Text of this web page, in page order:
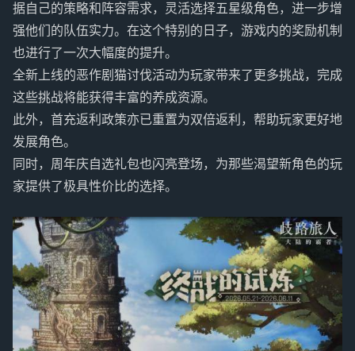
据自己的策略和阵容需求，灵活选择五星级角色，进一步增
强他们的队伍实力。在这个特别的日子，游戏内的奖励机制
也进行了一次大幅度的提升。
全新上线的恶作剧猫讨伐活动为玩家带来了更多挑战，完成
这些挑战将能获得丰富的养成资源。
此外，首充返利政策亦已重置为双倍返利，帮助玩家更好地
发展角色。
同时，周年庆自选礼包也闪亮登场，为那些渴望新角色的玩
家提供了极具性价比的选择。